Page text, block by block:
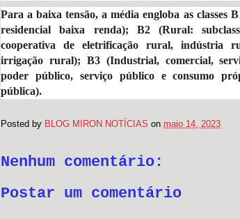
Para a baixa tensão, a média engloba as classes
residencial baixa renda); B2 (Rural:
cooperativa de eletrificação rural, indústria
irrigação rural); B3 (Industrial, comercial,
poder público, serviço público e consumo
pública).
Posted by BLOG MIRON NOTÍCIAS on maio 14, 2023
Nenhum comentário:
Postar um comentário